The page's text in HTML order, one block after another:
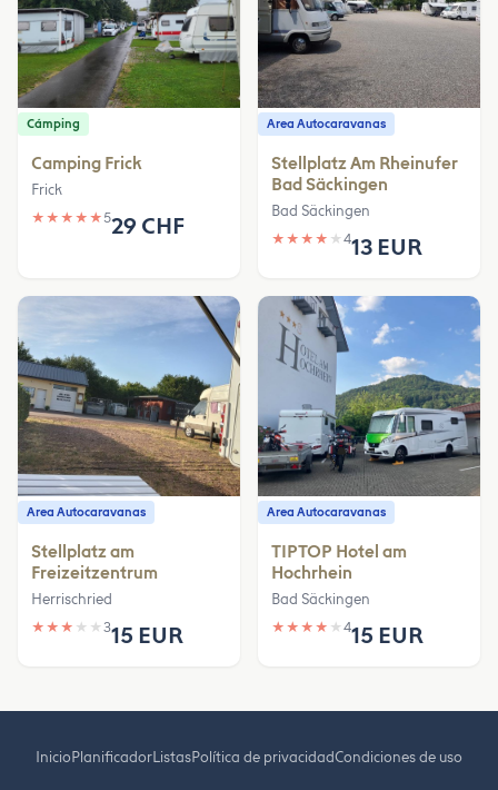
Cámping
Camping Frick
Frick
★ ★ ★ ★ ★529 CHF
Area Autocaravanas
Stellplatz Am Rheinufer
Bad Säckingen
Bad Säckingen
★ ★ ★ ★ ★ 413 EUR
Area Autocaravanas
Stellplatz am
Freizeitzentrum
Herrischried
★ ★ ★ ★ ★ 315 EUR
Area Autocaravanas
TIPTOP Hotel am
Hochrhein
Bad Säckingen
★ ★ ★ ★ ★ 415 EUR
InicioPlanificadorListasPolítica de privacidadCondiciones de uso